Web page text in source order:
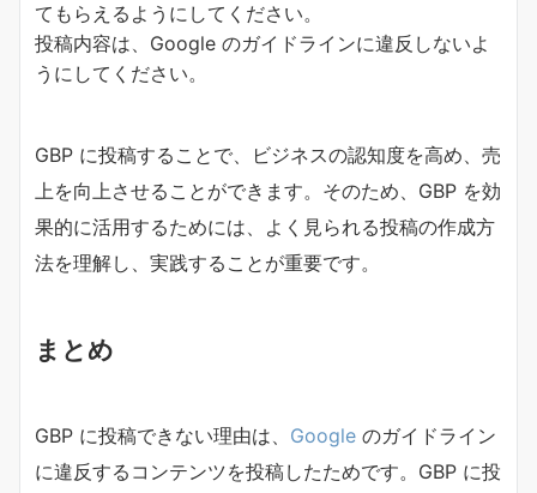
てもらえるようにしてください。
投稿内容は、Google のガイドラインに違反しないよ
うにしてください。
GBP に投稿することで、ビジネスの認知度を高め、売
上を向上させることができます。そのため、GBP を効
果的に活用するためには、よく見られる投稿の作成方
法を理解し、実践することが重要です。
まとめ
GBP に投稿できない理由は、 Google のガイドライン
に違反するコンテンツを投稿したためです。GBP に投